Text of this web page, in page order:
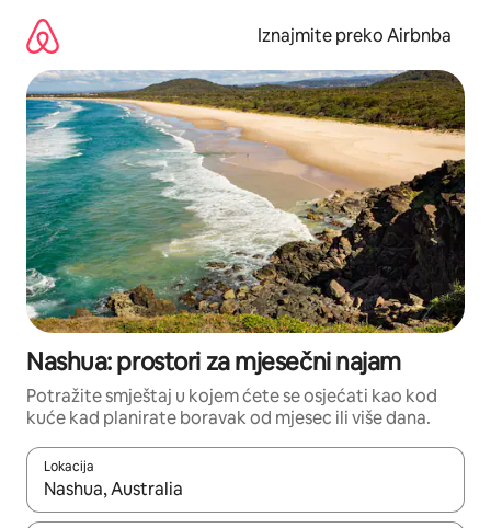
sadržaj
Iznajmite preko Airbnba
Nashua: prostori za mjesečni najam
Potražite smještaj u kojem ćete se osjećati kao kod
kuće kad planirate boravak od mjesec ili više dana.
Lokacija
Kada budu dostupni rezultati, moći ćete ih pregledati